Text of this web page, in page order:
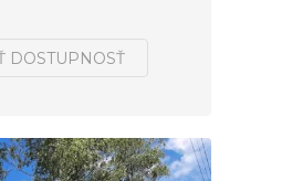
DOSTUPNOSŤ